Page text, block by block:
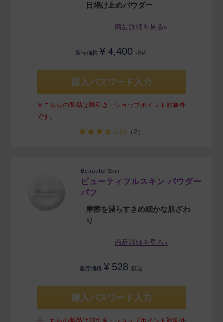
日焼け止めパウダー
商品詳細を見る»
販売価格 ¥ 4,400 税込
購入パスワード入力
※こちらの製品は割引き・ショップポイント対象外
です。
3.50 （2）
Beautiful Skin
ビューティフルスキン パウダー
パフ
摩擦を減らすきめ細かな肌ざわ
り
商品詳細を見る»
販売価格 ¥ 528 税込
購入パスワード入力
※こちらの製品は割引き・ショップポイント対象外